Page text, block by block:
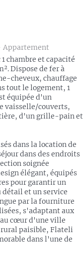
Appartement
chambre et capacité
Dispose de fer à
cheveux, chauffage
tout le logement, 1
équipée d'un
vaisselle/couverts,
d'un grille-pain et
dans la location de
dans des endroits
soignée
élégant, équipés
pour garantir un
détail et un service
par la fourniture
s'adaptant aux
au cœur d'une ville
paisible, Flateli
dans l'une de